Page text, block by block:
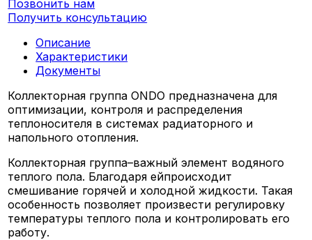
Позвонить нам
Получить консультацию
Описание
Характеристики
Документы
Коллекторная группа ONDO предназначена для
оптимизации, контроля и распределения
теплоносителя в системах радиаторного и
напольного отопления.
Коллекторная группа–важный элемент водяного
теплого пола. Благодаря ейпроисходит
смешивание горячей и холодной жидкости. Такая
особенность позволяет произвести регулировку
температуры теплого пола и контролировать его
работу.